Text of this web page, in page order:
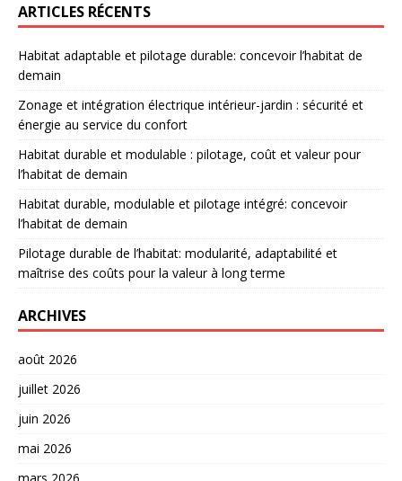
ARTICLES RÉCENTS
Habitat adaptable et pilotage durable: concevoir l’habitat de
demain
Zonage et intégration électrique intérieur-jardin : sécurité et
énergie au service du confort
Habitat durable et modulable : pilotage, coût et valeur pour
l’habitat de demain
Habitat durable, modulable et pilotage intégré: concevoir
l’habitat de demain
Pilotage durable de l’habitat: modularité, adaptabilité et
maîtrise des coûts pour la valeur à long terme
ARCHIVES
août 2026
juillet 2026
juin 2026
mai 2026
mars 2026